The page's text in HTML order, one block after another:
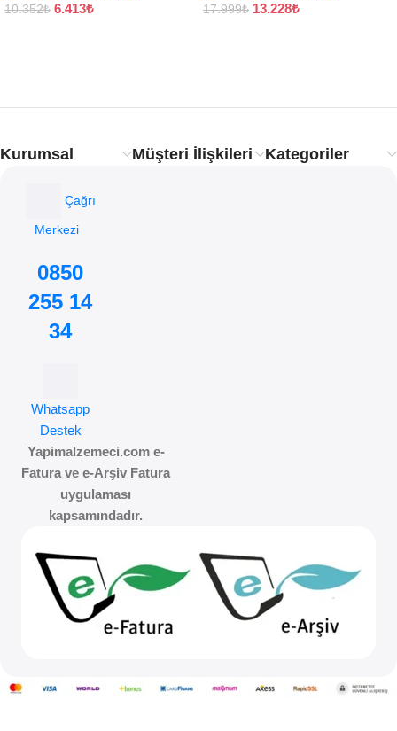
10.352₺ 6.413₺ 17.999₺ 13.228₺
Kurumsal Müşteri İlişkileri Kategoriler
Çağrı
Merkezi
0850
255 14
34
Whatsapp
Destek
Yapimalzemeci.com e-
Fatura ve e-Arşiv Fatura
uygulaması
kapsamındadır.